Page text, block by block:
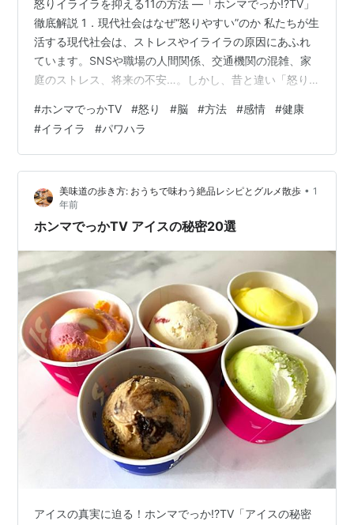
怒りイライラを抑える11の方法 ―「ホンマでっか!?TV」
徹底解説 1．現代社会はなぜ“怒りやすい”のか 私たちが生
活する現代社会は、ストレスやイライラの原因にあふれ
ています。SNSや職場の人間関係、交通機関の混雑、家
庭のストレス、将来の不安…。しかし、昔と違い「怒り
ることで「パワハラ」「モラハラ」「クレーマー」「面
倒な人」とみなされてしまいかねません。また、公共の
場で感情的になれば、スマホで撮られてSNS拡散という
リスクも。 こうした背景から「怒りを抑えられない」こ
とで損をする人が増えています。「ホンマでっか!?TV」
でも芸能人がリアルな“イ…
#ホンマでっかTV #怒り #脳 #方法 #感情 #健康
#イライラ #パワハラ
美味道の歩き方: おうちで味わう絶品レシピとグルメ散歩 • 1
年前
ホンマでっかTV アイスの秘密20選
アイスの真実に迫る！ホンマでっか!?TV「アイスの秘密